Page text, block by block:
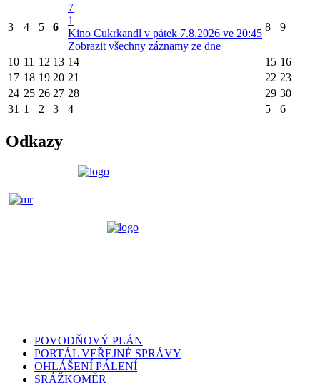
3 4 5 6
7
1
Kino Cukrkandl v pátek 7.8.2026 ve 20:45
Zobrazit všechny záznamy ze dne
8 9
10 11 12 13 14 15 16
17 18 19 20 21 22 23
24 25 26 27 28 29 30
31 1 2 3 4 5 6
Odkazy
POVODŇOVÝ PLÁN
PORTÁL VEŘEJNÉ SPRÁVY
OHLÁŠENÍ PÁLENÍ
SRÁŽKOMĚR